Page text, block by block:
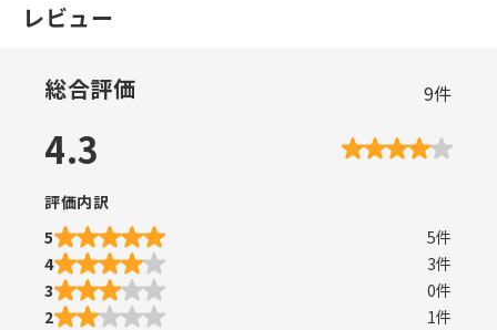
レビュー
総合評価 9件
4.3
評価内訳
5
5件
4
3件
3
0件
2
1件